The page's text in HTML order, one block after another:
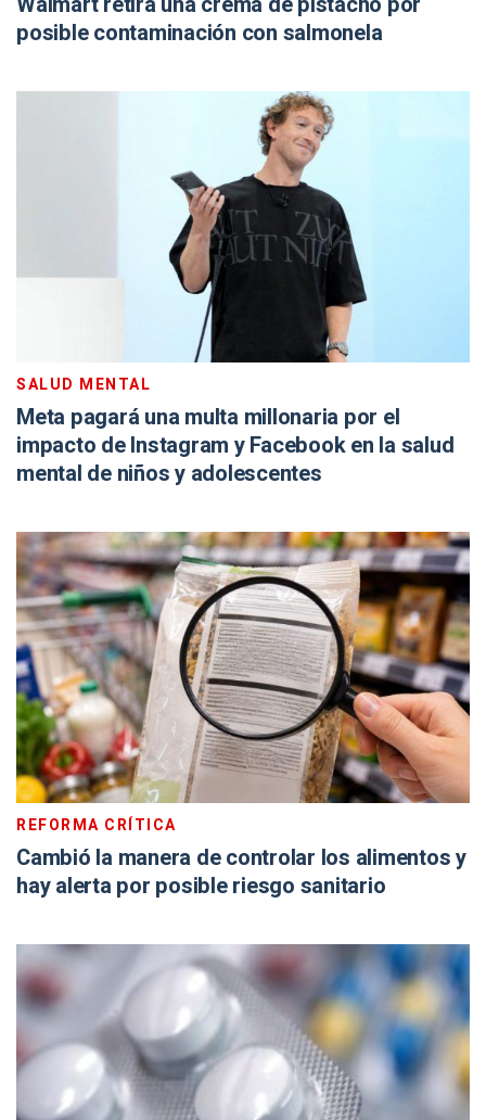
posible contaminación con salmonela
SALUD MENTAL
Meta pagará una multa millonaria por el
impacto de Instagram y Facebook en la salud
mental de niños y adolescentes
REFORMA CRÍTICA
Cambió la manera de controlar los alimentos y
hay alerta por posible riesgo sanitario